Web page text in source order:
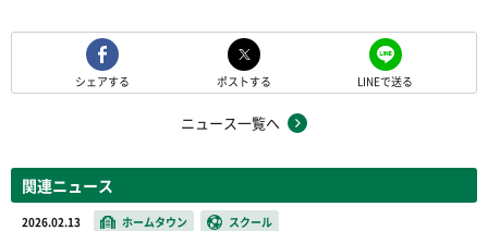
シェアする ポストする LINEで送る
ニュース一覧へ
関連ニュース
2026.02.13 ホームタウン スクール